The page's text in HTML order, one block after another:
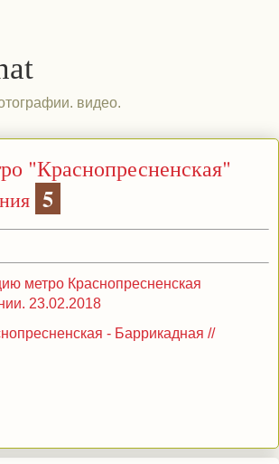
видео.
"Краснопресненская"
5
метро Краснопресненская
23.02.2018
- Баррикадная //